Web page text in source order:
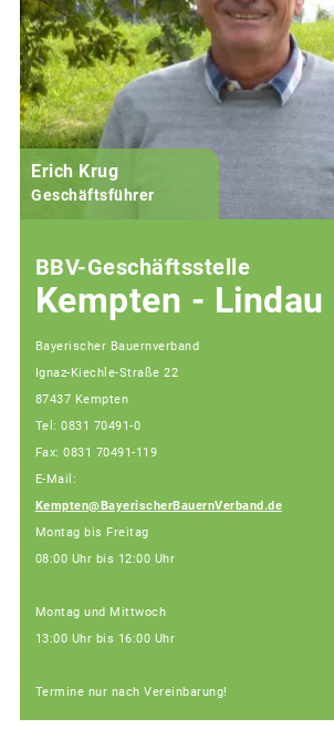
Erich Krug
Geschäftsführer
BBV-Geschäftsstelle
Kempten - Lindau
Bayerischer Bauernverband
Ignaz-Kiechle-Straße 22
87437 Kempten
Tel: 0831 70491-0
Fax: 0831 70491-119
E-Mail:
Kempten@BayerischerBauernVerband.de
Montag bis Freitag
08:00 Uhr bis 12:00 Uhr
Montag und Mittwoch
13:00 Uhr bis 16:00 Uhr
Termine nur nach Vereinbarung!